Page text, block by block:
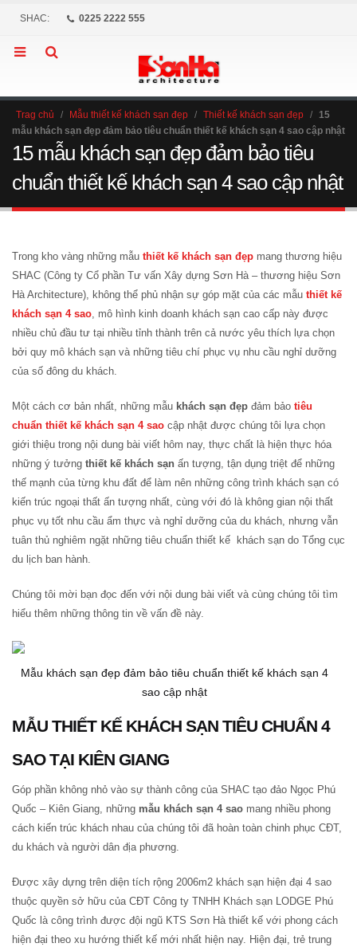
SHAC: 0225 2222 555
Trag chủ / Mẫu thiết kế khách sạn đẹp / Thiết kế khách sạn đẹp / 15
mẫu khách sạn đẹp đảm bảo tiêu chuẩn thiết kế khách sạn 4 sao cập nhật
15 mẫu khách sạn đẹp đảm bảo tiêu
chuẩn thiết kế khách sạn 4 sao cập nhật
Trong kho vàng những mẫu thiết kế khách sạn đẹp mang thương hiệu
SHAC (Công ty Cổ phần Tư vấn Xây dựng Sơn Hà – thương hiệu Sơn
Hà Architecture), không thể phủ nhận sự góp mặt của các mẫu thiết kế
khách sạn 4 sao , mô hình kinh doanh khách sạn cao cấp này được
nhiều chủ đầu tư tại nhiều tỉnh thành trên cả nước yêu thích lựa chọn
bởi quy mô khách sạn và những tiêu chí phục vụ nhu cầu nghỉ dưỡng
của số đông du khách.
Một cách cơ bản nhất, những mẫu khách sạn đẹp đảm bảo tiêu
chuẩn thiết kế khách sạn 4 sao cập nhật được chúng tôi lựa chọn
giới thiệu trong nội dung bài viết hôm nay, thực chất là hiện thực hóa
những ý tưởng thiết kế khách sạn ấn tượng, tận dụng triệt để những
thế mạnh của từng khu đất để làm nên những công trình khách sạn có
kiến trúc ngoại thất ấn tượng nhất, cùng với đó là không gian nội thất
phục vụ tốt nhu cầu ẩm thực và nghỉ dưỡng của du khách, nhưng vẫn
tuân thủ nghiêm ngặt những tiêu chuẩn thiết kế khách sạn do Tổng cục
du lịch ban hành.
Chúng tôi mời bạn đọc đến với nội dung bài viết và cùng chúng tôi tìm
hiểu thêm những thông tin về vấn đề này.
Mẫu khách sạn đẹp đảm bảo tiêu chuẩn thiết kế khách sạn 4
sao cập nhật
MẪU THIẾT KẾ KHÁCH SẠN TIÊU CHUẨN 4
SAO TẠI KIÊN GIANG
Góp phần không nhỏ vào sự thành công của SHAC tạo đảo Ngọc Phú
Quốc – Kiên Giang, những mẫu khách sạn 4 sao mang nhiều phong
cách kiến trúc khách nhau của chúng tôi đã hoàn toàn chinh phục CĐT,
du khách và người dân địa phương.
Được xây dựng trên diện tích rộng 2006m2 khách sạn hiện đại 4 sao
thuộc quyền sở hữu của CĐT Công ty TNHH Khách sạn LODGE Phú
Quốc là công trình được đội ngũ KTS Sơn Hà thiết kế với phong cách
hiện đại theo xu hướng thiết kế mới nhất hiện nay. Hiện đại, trẻ trung